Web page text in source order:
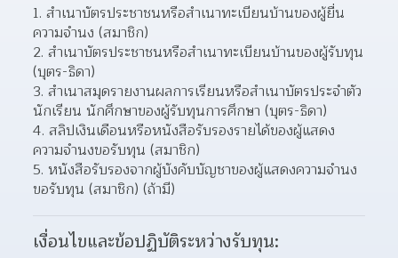
สําเนาบัตรประชาชนหรือสําเนาทะเบียนบ้านของผู้ยื่น
ความจํานง (สมาชิก)
สําเนาบัตรประชาชนหรือสําเนาทะเบียนบ้านของผู้รับทุน
(บุตร-ธิดา)
สําเนาสมุดรายงานผลการเรียนหรือสําเนาบัตรประจําตัว
นักเรียน นักศึกษาของผู้รับทุนการศึกษา (บุตร-ธิดา)
สลิปเงินเดือนหรือหนังสือรับรองรายได้ของผู้แสดง
ความจํานงขอรับทุน (สมาชิก)
หนังสือรับรองจากผู้บังคับบัญชาของผู้แสดงความจํานง
ขอรับทุน (สมาชิก) (ถ้ามี)
เงื่อนไขและข้อปฏิบัติระหว่างรับทุน: